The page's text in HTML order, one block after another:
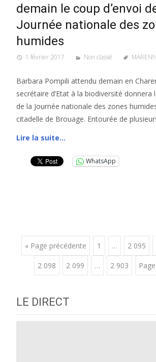
demain le coup d’envoi
Journée nationale des
humides
1 février 2017 Non classé
Barbara Pompili attendu demain en
secrétaire d’Etat à la biodiversité donnera
de la Journée nationale des zones
citadelle de Brouage. Entourée de
Lire la suite…
WhatsApp
Posts
navigation
« Page précédente 1 … 2 095
2 098 2 099 … 2 903
LE DIRECT